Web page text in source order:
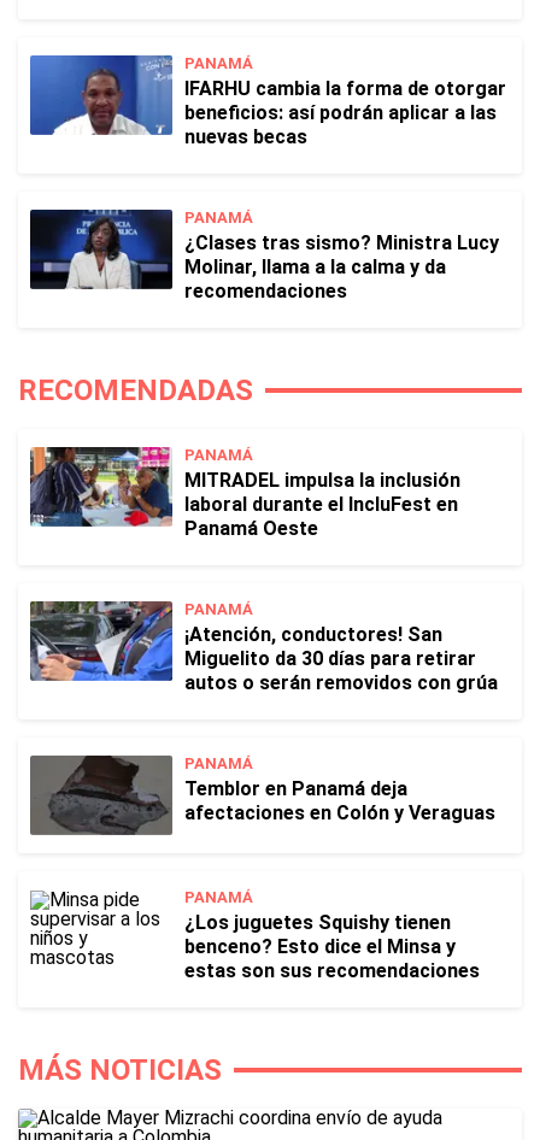
PANAMÁ
IFARHU cambia la forma de otorgar
beneficios: así podrán aplicar a las
nuevas becas
PANAMÁ
¿Clases tras sismo? Ministra Lucy
Molinar, llama a la calma y da
recomendaciones
RECOMENDADAS
PANAMÁ
MITRADEL impulsa la inclusión
laboral durante el IncluFest en
Panamá Oeste
PANAMÁ
¡Atención, conductores! San
Miguelito da 30 días para retirar
autos o serán removidos con grúa
PANAMÁ
Temblor en Panamá deja
afectaciones en Colón y Veraguas
PANAMÁ
¿Los juguetes Squishy tienen
benceno? Esto dice el Minsa y
estas son sus recomendaciones
MÁS NOTICIAS